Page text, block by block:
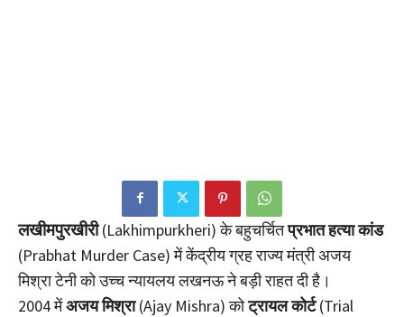
लखीमपुरखीरी(Lakhimpurkheri) के बहुचर्चितप्रभात हत्या कांड
(Prabhat Murder Case) में केंद्रीय ग्रह राज्य मंत्री अजय
मिश्रा टेनी को उच्च न्यायलय लखनऊ ने बड़ी राहत दी है।
2004 मेंअजय मिश्रा(Ajay Mishra) कोट्रायल कोर्ट(Trial